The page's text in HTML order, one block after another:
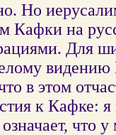
Но
Кафки на
Для
в этом
к Кафке: я
что